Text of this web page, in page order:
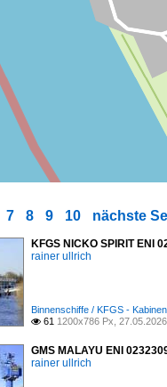
7 8 9 10 nächste
KFGS NICKO SPIRIT ENI
rainer ullrich
Binnenschiffe / KFGS -
 61 1200x786 Px, 27.05.2026
GMS MALAYU ENI
rainer ullrich